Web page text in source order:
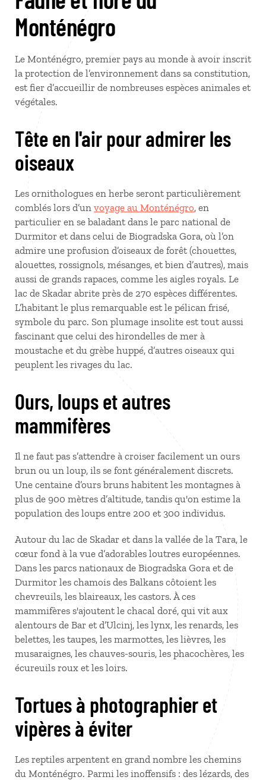
Monténégro
Le Monténégro, premier pays au monde à avoir inscrit
la protection de l’environnement dans sa constitution,
est fier d’accueillir de nombreuses espèces animales et
végétales.
Tête en l'air pour admirer les
oiseaux
Les ornithologues en herbe seront particulièrement
comblés lors d’un voyage au Monténégro, en
particulier en se baladant dans le parc national de
Durmitor et dans celui de Biogradska Gora, où l’on
admire une profusion d’oiseaux de forêt (chouettes,
alouettes, rossignols, mésanges, et bien d’autres), mais
aussi de grands rapaces, comme les aigles royals. Le
lac de Skadar abrite près de 270 espèces différentes.
L’habitant le plus remarquable est le pélican frisé,
symbole du parc. Son plumage insolite est tout aussi
fascinant que celui des hirondelles de mer à
moustache et du grèbe huppé, d’autres oiseaux qui
peuplent les rivages du lac.
Ours, loups et autres
mammifères
Il ne faut pas s’attendre à croiser facilement un ours
brun ou un loup, ils se font généralement discrets.
Une centaine d’ours bruns habitent les montagnes à
plus de 900 mètres d’altitude, tandis qu'on estime la
population des loups entre 200 et 300 individus.
Autour du lac de Skadar et dans la vallée de la Tara, le
cœur fond à la vue d’adorables loutres européennes.
Dans les parcs nationaux de Biogradska Gora et de
Durmitor les chamois des Balkans côtoient les
chevreuils, les blaireaux, les castors. À ces
mammifères s'ajoutent le chacal doré, qui vit aux
alentours de Bar et d’Ulcinj, les lynx, les renards, les
belettes, les taupes, les marmottes, les lièvres, les
musaraignes, les chauves-souris, les phacochères, les
écureuils roux et les loirs.
Tortues à photographier et
vipères à éviter
Les reptiles arpentent en grand nombre les chemins
du Monténégro. Parmi les inoffensifs : des lézards, des